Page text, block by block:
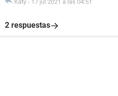
Katy - 17 jul 2021 a las 04:51
2 respuestas